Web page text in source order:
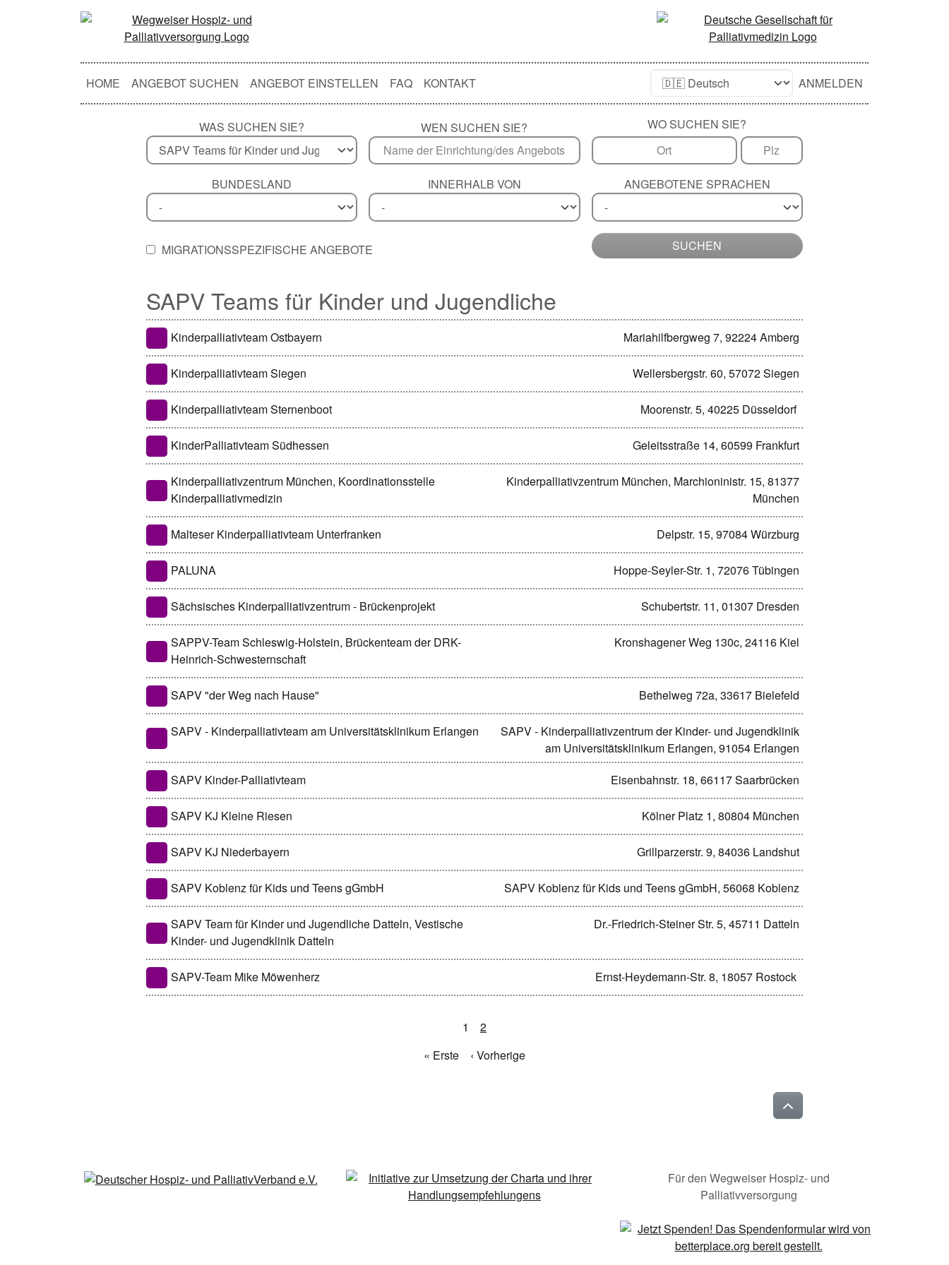
HOME ANGEBOT SUCHEN ANGEBOT EINSTELLEN FAQ KONTAKT ANMELDEN
WAS SUCHEN SIE? WEN SUCHEN SIE? WO SUCHEN SIE?
BUNDESLAND INNERHALB VON ANGEBOTENE SPRACHEN
MIGRATIONSSPEZIFISCHE ANGEBOTE SUCHEN
SAPV Teams für Kinder und Jugendliche
Kinderpalliativteam Ostbayern Mariahilfbergweg 7, 92224 Amberg
Kinderpalliativteam Siegen Wellersbergstr. 60, 57072 Siegen
Kinderpalliativteam Sternenboot Moorenstr. 5, 40225 Düsseldorf
KinderPalliativteam Südhessen Geleitsstraße 14, 60599 Frankfurt
Kinderpalliativzentrum München, Koordinationsstelle
Kinderpalliativmedizin
Kinderpalliativzentrum München, Marchioninistr. 15, 81377
München
Malteser Kinderpalliativteam Unterfranken Delpstr. 15, 97084 Würzburg
PALUNA Hoppe-Seyler-Str. 1, 72076 Tübingen
Sächsisches Kinderpalliativzentrum - Brückenprojekt Schubertstr. 11, 01307 Dresden
SAPPV-Team Schleswig-Holstein, Brückenteam der DRK-
Heinrich-Schwesternschaft
Kronshagener Weg 130c, 24116 Kiel
SAPV "der Weg nach Hause" Bethelweg 72a, 33617 Bielefeld
SAPV - Kinderpalliativteam am Universitätsklinikum Erlangen
SAPV - Kinderpalliativzentrum der Kinder- und Jugendklinik
am Universitätsklinikum Erlangen, 91054 Erlangen
SAPV Kinder-Palliativteam
Eisenbahnstr. 18, 66117 Saarbrücken
SAPV KJ Kleine Riesen Kölner Platz 1, 80804 München
SAPV KJ Niederbayern Grillparzerstr. 9, 84036 Landshut
SAPV Koblenz für Kids und Teens gGmbH SAPV Koblenz für Kids und Teens gGmbH, 56068 Koblenz
SAPV Team für Kinder und Jugendliche Datteln, Vestische
Kinder- und Jugendklinik Datteln
Dr.-Friedrich-Steiner Str. 5, 45711 Datteln
SAPV-Team Mike Möwenherz Ernst-Heydemann-Str. 8, 18057 Rostock
1
2
« Erste
‹ Vorherige
Für den Wegweiser Hospiz- und
Palliativversorgung